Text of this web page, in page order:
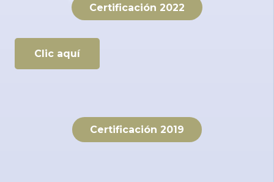
Certificación 2022
Clic aquí
Certificación 2019